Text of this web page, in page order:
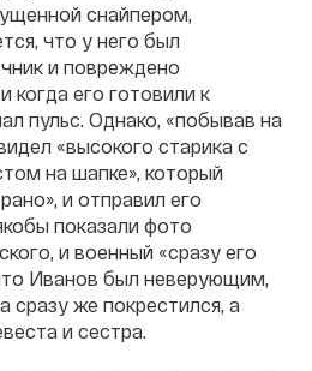
снайпером,
что у него был
и повреждено
когда его готовили к
пульс. Однако, «побывав на
«высокого старика с
на шапке», который
и отправил его
показали фото
и военный «сразу его
Иванов был неверующим,
сразу же покрестился, а
и сестра.